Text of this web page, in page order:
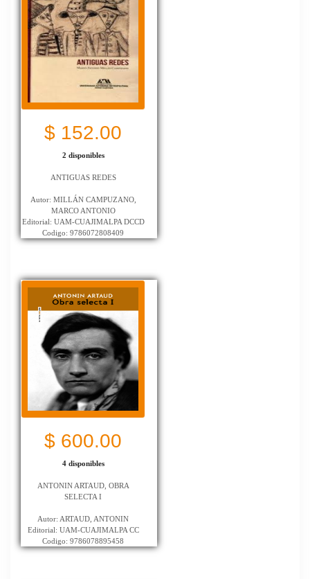
$ 152.00
2 disponibles
ANTIGUAS REDES
Autor: MILLÁN CAMPUZANO,
MARCO ANTONIO
Editorial: UAM-CUAJIMALPA DCCD
Codigo: 9786072808409
$ 600.00
4 disponibles
ANTONIN ARTAUD, OBRA
SELECTA I
Autor: ARTAUD, ANTONIN
Editorial: UAM-CUAJIMALPA CC
Codigo: 9786078895458